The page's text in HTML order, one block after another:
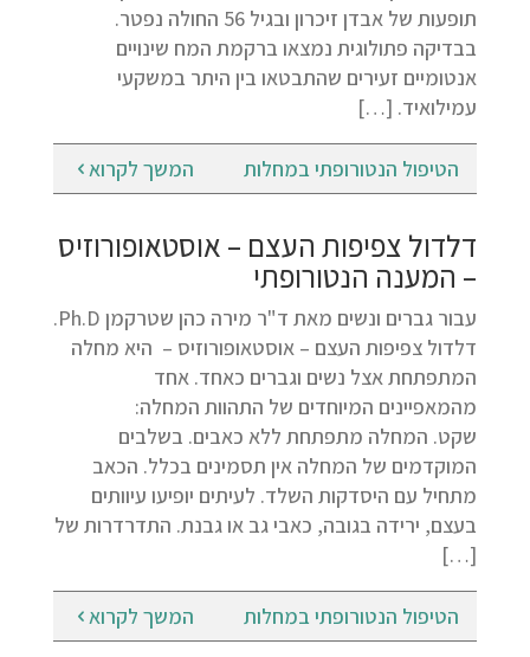
תופעות של אבדן זיכרון ובגיל 56 החולה נפטר.
בבדיקה פתולוגית נמצאו ברקמת המח שינויים
אנטומיים זעירים שהתבטאו בין היתר במשקעי
עמילואיד. […]
הטיפול הנטורופתי במחלות המשך לקרוא
דלדול צפיפות העצם – אוסטאופורוזיס
– המענה הנטורופתי
עבור גברים ונשים מאת ד"ר מירה כהן שטרקמן Ph.D.
דלדול צפיפות העצם – אוסטאופורוזיס – היא מחלה
המתפתחת אצל נשים וגברים כאחד. אחד
מהמאפיינים המיוחדים של התהוות המחלה:
שקט. המחלה מתפתחת ללא כאבים. בשלבים
המוקדמים של המחלה אין תסמינים בכלל. הכאב
מתחיל עם היסדקות השלד. לעיתים יופיעו עיוותים
בעצם, ירידה בגובה, כאבי גב או גבנת. התדרדרות של
[…]
הטיפול הנטורופתי במחלות המשך לקרוא